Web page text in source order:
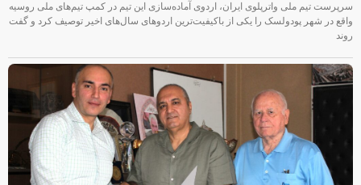
سرپرست تیم ملی واترپلوی ایران، اردوی آماده‌سازی این تیم در کمپ تیم‌های ملی روسیه
واقع در شهر پودولسک را یکی از باکیفیت‌ترین اردوهای سال‌های اخیر توصیف کرد و گفت
روند